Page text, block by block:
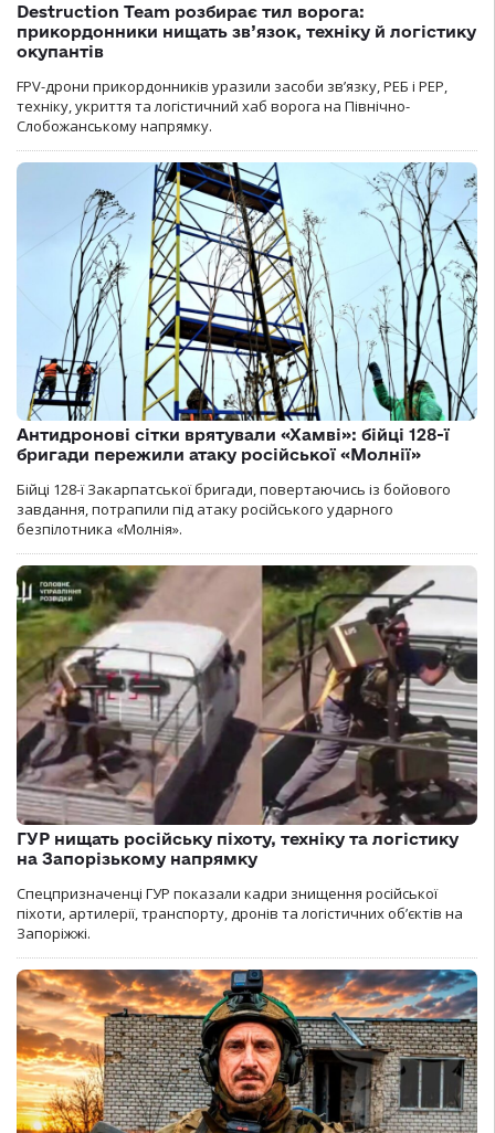
Destruction Team розбирає тил ворога:
прикордонники нищать зв’язок, техніку й логістику
окупантів
FPV-дрони прикордонників уразили засоби зв’язку, РЕБ і РЕР,
техніку, укриття та логістичний хаб ворога на Північно-
Слобожанському напрямку.
Антидронові сітки врятували «Хамві»: бійці 128-ї
бригади пережили атаку російської «Молнії»
Бійці 128-ї Закарпатської бригади, повертаючись із бойового
завдання, потрапили під атаку російського ударного
безпілотника «Молнія».
ГУР нищать російську піхоту, техніку та логістику
на Запорізькому напрямку
Спецпризначенці ГУР показали кадри знищення російської
піхоти, артилерії, транспорту, дронів та логістичних об’єктів на
Запоріжжі.